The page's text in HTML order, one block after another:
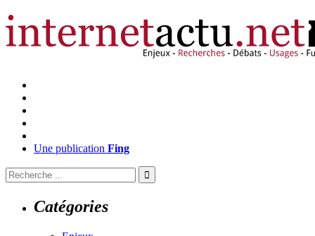
Une publication Fing
Catégories